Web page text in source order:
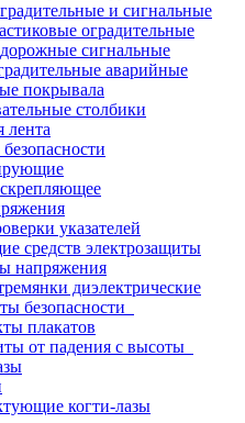
и сигнальные
оградительные
сигнальные
аварийные
покрывала
столбики
лента
указателей
средств электрозащиты
напряжения
диэлектрические
безопасности
плакатов
от падения с высоты
когти-лазы